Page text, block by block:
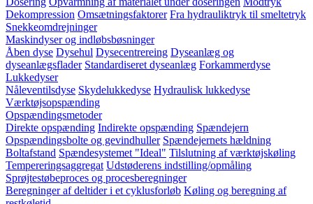
Dekompression Omsætningsfaktorer Fra hydrauliktryk til smeltetryk
Snekkeomdrejninger
Maskindyser og indløbsbøsninger
Åben dyse Dysehul Dysecentrereing Dyseanlæg og
dyseanlægsflader Standardiseret dyseanlæg Forkammerdyse
Lukkedyser
Nåleventilsdyse Skydelukkedyse Hydraulisk lukkedyse
Værktøjsopspænding
Opspændingsmetoder
Direkte opspænding Indirekte opspænding Spændejern
Opspændingsbolte og gevindhuller Spændejernets hældning
Boltafstand Spændesystemet "Ideal" Tilslutning af værktøjskøling
Tempereringsaggregat Udstøderens indstilling/opmåling
Sprøjtestøbeproces og procesberegninger
Beregninger af deltider i et cyklusforløb Køling og beregning af